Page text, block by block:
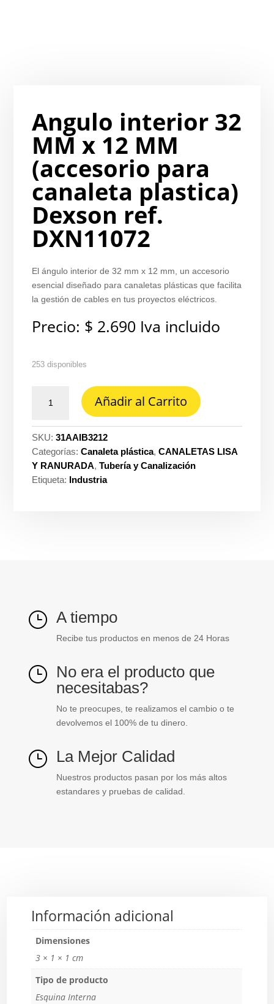
Angulo interior 32
MM x 12 MM
(accesorio para
canaleta plastica)
Dexson ref.
DXN11072
El ángulo interior de 32 mm x 12 mm, un accesorio
esencial diseñado para canaletas plásticas que facilita
la gestión de cables en tus proyectos eléctricos.
Precio: $ 2.690 Iva incluido
253 disponibles
interior
MM
x
12
MM
Añadir al Carrito
SKU:31AAIB3212
Categorías:Canaleta plástica,CANALETAS LISA
Y RANURADA,Tubería y Canalización
Etiqueta: Industria
} A tiempo
Recibe tus productos en menos de 24 Horas
} No era el producto que
necesitabas?
No te preocupes, te realizamos el cambio o te
devolvemos el 100% de tu dinero.
} La Mejor Calidad
Nuestros productos pasan por los más altos
estandares y pruebas de calidad.
Información adicional
Dimensiones
3 × 1 × 1 cm
Tipo de producto
Esquina Interna